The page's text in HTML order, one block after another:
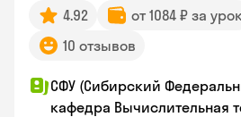
4.92 от 1084 ₽ за
10 отзывов
СФУ (Сибирский
кафедра Вычислительная